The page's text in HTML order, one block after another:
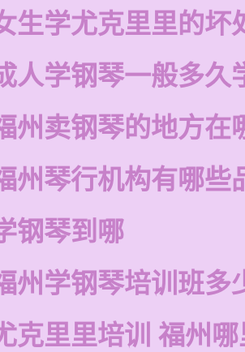
生学尤克里里的坏
人学钢琴一般多久
州卖钢琴的地方在
州琴行机构有哪些
钢琴到哪
州学钢琴培训班多
克里里培训 福州